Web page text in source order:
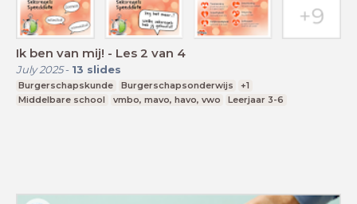
Ik ben van mij! - Les 2 van 4
July 2025- 13 slides
Burgerschapskunde Burgerschapsonderwijs
+1
Middelbare school
vmbo, mavo, havo, vwo Leerjaar 3-6